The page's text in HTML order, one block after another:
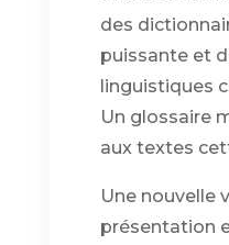
des
puissante et
linguistiques
Un glossaire
aux textes
Une nouvelle
présentation